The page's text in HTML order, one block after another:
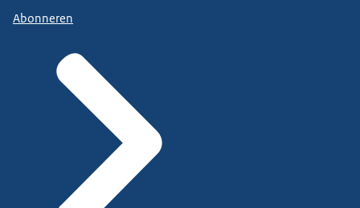
Abonneren